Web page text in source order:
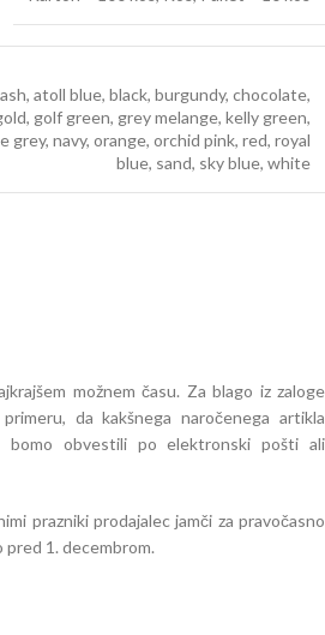
ash, atoll blue, black, burgundy, chocolate,
, golf green, grey melange, kelly green,
grey, navy, orange, orchid pink, red, royal
blue, sand, sky blue, white
možnem času. Za blago iz zaloge
da kakšnega naročenega artikla
obvestili po elektronski pošti ali
prazniki prodajalec jamči za pravočasno
pred 1. decembrom.